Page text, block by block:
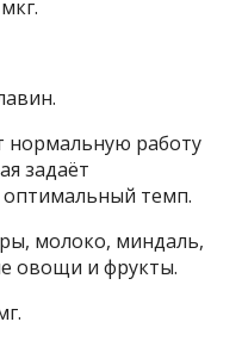
нормальную работу
задаёт
темп.
молоко, миндаль,
овощи и фрукты.